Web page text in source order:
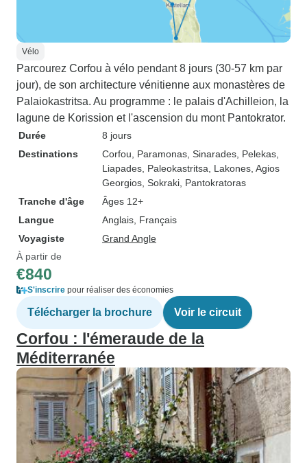
Vélo
Parcourez Corfou à vélo pendant 8 jours (30-57 km par
jour), de son architecture vénitienne aux monastères de
Palaiokastritsa. Au programme : le palais d'Achilleion, la
lagune de Korission et l'ascension du mont Pantokrator.
Durée
8 jours
Destinations
Corfou , Paramonas , Sinarades , Pelekas
Liapades , Paleokastritsa , Lakones , Agios
Georgios , Sokraki , Pantokratoras
Tranche d'âge
Âges 12+
Langue
Anglais, Français
Voyagiste
Grand Angle
À partir de
€840
S'inscrire pour réaliser des économies
Télécharger la brochure Voir le circuit
Corfou : l'émeraude de la
Méditerranée